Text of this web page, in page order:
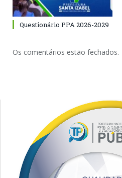
Questionário PPA 2026-2029
Os comentários estão fechados.